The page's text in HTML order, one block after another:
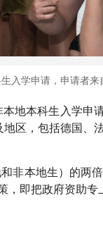
入学申请，申请者
地本科生入学申
区，包括德国
非本地生）的
即把政府资助专